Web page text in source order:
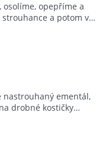
osolíme, opepříme a
a potom v…
nastrouhaný ementál,
drobné kostičky…